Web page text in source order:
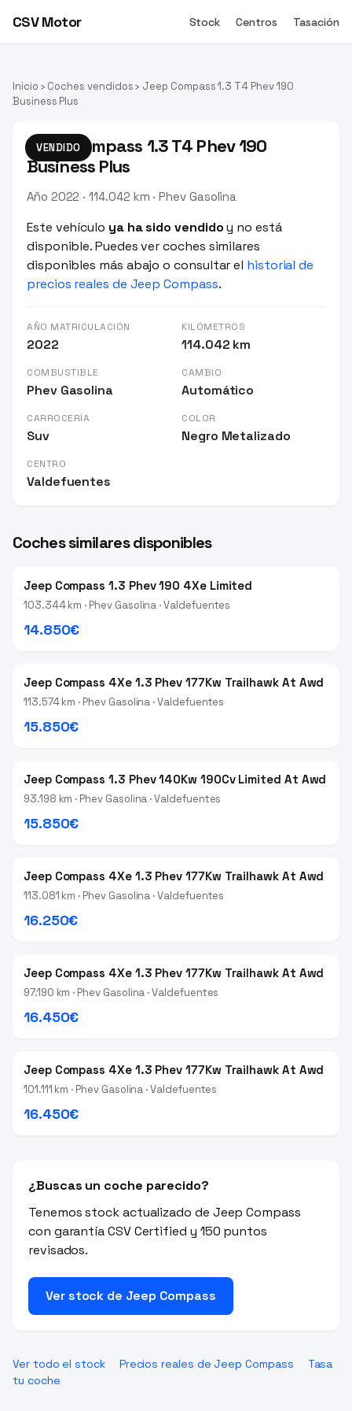
CSV Motor Stock Centros Tasación
Inicio › Coches vendidos› Jeep Compass 1.3 T4 Phev 190
Business Plus
VENDIDO
Jeep Compass 1.3 T4 Phev 190
Business Plus
Año 2022 · 114.042 km · Phev Gasolina
Este vehículo ya ha sido vendidoy no está
disponible. Puedes ver coches similares
disponibles más abajo o consultar el historial de
precios reales de Jeep Compass.
AÑO MATRICULACIÓN
2022
KILÓMETROS
114.042 km
COMBUSTIBLE
Phev Gasolina
CAMBIO
Automático
CARROCERÍA
Suv
COLOR
Negro Metalizado
CENTRO
Valdefuentes
Coches similares disponibles
Jeep Compass 1.3 Phev 190 4Xe Limited
103.344 km · Phev Gasolina · Valdefuentes
14.850€
Jeep Compass 4Xe 1.3 Phev 177Kw Trailhawk At Awd
113.574 km · Phev Gasolina · Valdefuentes
15.850€
Jeep Compass 1.3 Phev 140Kw 190Cv Limited At Awd
93.198 km · Phev Gasolina · Valdefuentes
15.850€
Jeep Compass 4Xe 1.3 Phev 177Kw Trailhawk At Awd
113.081 km · Phev Gasolina · Valdefuentes
16.250€
Jeep Compass 4Xe 1.3 Phev 177Kw Trailhawk At Awd
97.190 km · Phev Gasolina · Valdefuentes
16.450€
Jeep Compass 4Xe 1.3 Phev 177Kw Trailhawk At Awd
101.111 km · Phev Gasolina · Valdefuentes
16.450€
¿Buscas un coche parecido?
Tenemos stock actualizado de Jeep Compass
con garantía CSV Certified y 150 puntos
revisados.
Ver stock de Jeep Compass
Ver todo el stock Precios reales de Jeep Compass
Tasa
tu coche